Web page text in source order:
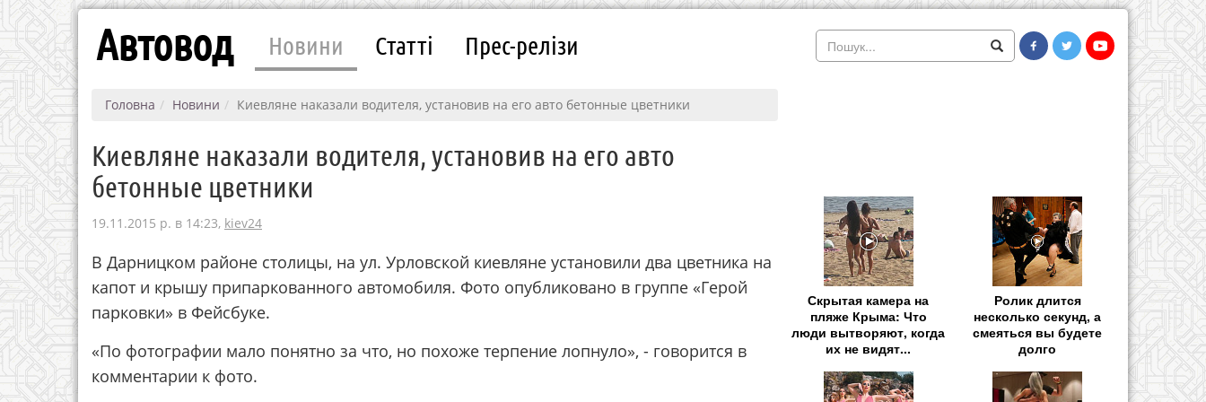
Автовод Новини Статті Прес-релізи
Головна Новини Киевляне наказали водителя, установив на его авто бетонные цветники
Киевляне наказали водителя, установив на его авто
бетонные цветники
19.11.2015 р. в 14:23, kiev24
В Дарницком районе столицы, на ул. Урловской киевляне установили два цветника на
капот и крышу припаркованного автомобиля. Фото опубликовано в группе «Герой
парковки» в Фейсбуке.
«По фотографии мало понятно за что, но похоже терпение лопнуло», - говорится в
комментарии к фото.
Скрытая камера на
пляже Крыма: Что
люди вытворяют, когда
их не видят...
Ролик длится
несколько секунд, а
смеяться вы будете
долго